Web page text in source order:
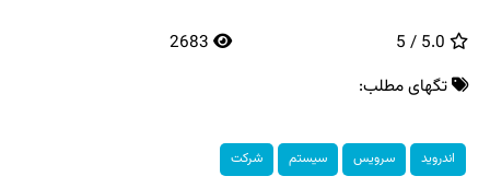
تگهای مطلب:
اندروید سرویس سیستم شركت